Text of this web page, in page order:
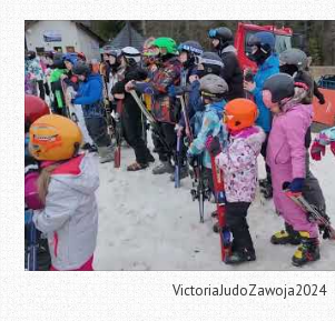
VictoriaJudoZawoja2024